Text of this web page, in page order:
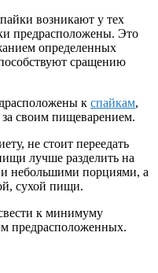
возникают у тех
предрасположены. Это
определенных
сращению
к спайкам,
своим пищеварением.
не стоит переедать
лучше разделить на
и небольшими порциями, а
сухой пищи.
к минимуму
предрасположенных.